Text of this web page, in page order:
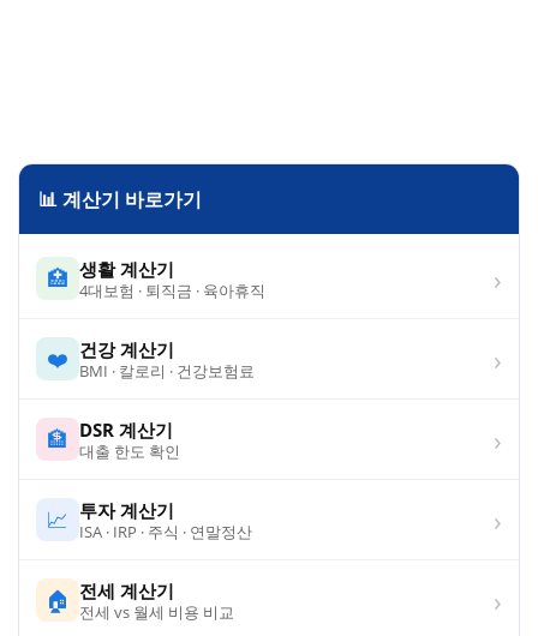
📊 계산기 바로가기
🏥 생활 계산기
4대보험 · 퇴직금 · 육아휴직 ›
❤️ 건강 계산기
BMI · 칼로리 · 건강보험료 ›
🏦 DSR 계산기
대출 한도 확인 ›
📈 투자 계산기
ISA · IRP · 주식 · 연말정산 ›
🏠 전세 계산기
전세 vs 월세 비용 비교 ›